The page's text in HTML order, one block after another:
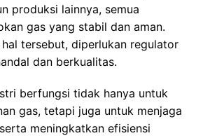
produksi lainnya, semua
gas yang stabil dan aman.
tersebut, diperlukan regulator
dan berkualitas.
berfungsi tidak hanya untuk
gas, tetapi juga untuk menjaga
meningkatkan efisiensi